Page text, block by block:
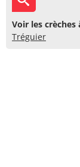
Voir les crèches
Tréguier